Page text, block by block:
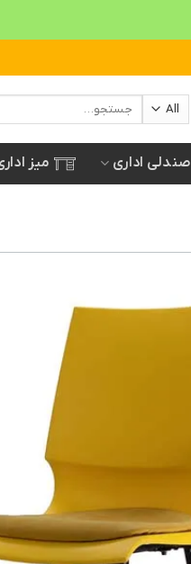
برای:
صندلی اداری میز